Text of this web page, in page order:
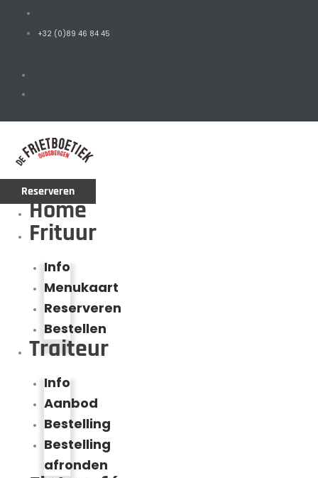
+32 (0)89 46 84 45
Reserveren
Home
Frituur
Info
Menukaart
Reserveren
Bestellen
Traiteur
Info
Aanbod
Bestelling
Bestelling
afronden